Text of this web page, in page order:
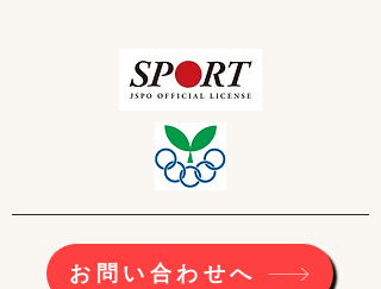
お問い合わせへ